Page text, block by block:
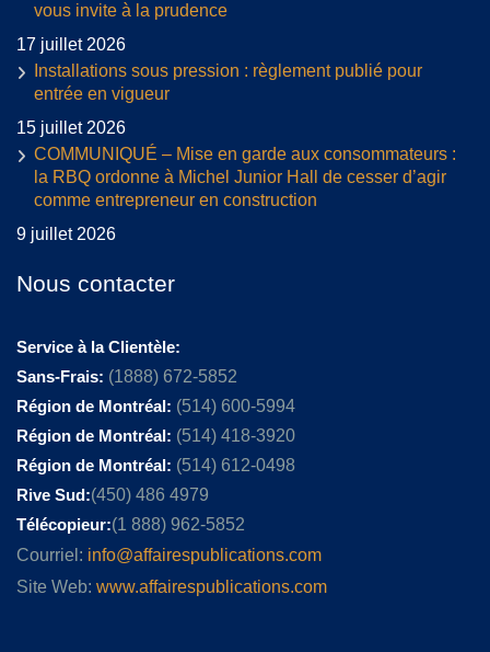
vous invite à la prudence
17 juillet 2026
Installations sous pression : règlement publié pour
entrée en vigueur
15 juillet 2026
COMMUNIQUÉ – Mise en garde aux consommateurs :
la RBQ ordonne à Michel Junior Hall de cesser d’agir
comme entrepreneur en construction
9 juillet 2026
Nous contacter
Service à la Clientèle:
Sans-Frais: (1888) 672-5852
Région de Montréal: (514) 600-5994
Région de Montréal: (514) 418-3920
Région de Montréal: (514) 612-0498
Rive Sud:(450) 486 4979
Télécopieur:(1 888) 962-5852
Courriel: info@affairespublications.com
Site Web: www.affairespublications.com